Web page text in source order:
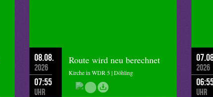
08.08.
2026
07:55
Uhr
Route wird neu berechnet
Kirche in WDR 5 | Döhling
2026
Uhr